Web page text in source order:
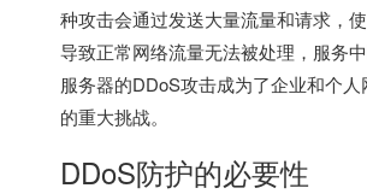
种攻击会通过发送大量流量和请求，
导致正常网络流量无法被处理，服务
服务器的DDoS攻击成为了企业和个
的重大挑战。
DDoS防护的必要性